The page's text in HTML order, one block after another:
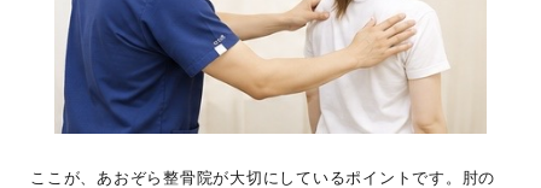
ここが、あおぞら整骨院が大切にしているポイントです。肘の